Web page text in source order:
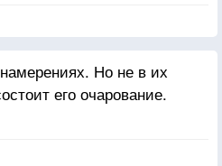
у небесной красавицы
бульканье заменяет звук
собой признания
умерла? Желудочные
Но не в их
его очарование.